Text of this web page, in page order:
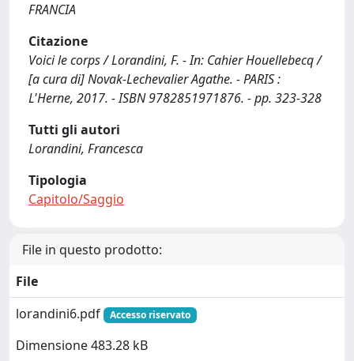
FRANCIA
Citazione
Voici le corps / Lorandini, F. - In: Cahier Houellebecq /
[a cura di] Novak-Lechevalier Agathe. - PARIS :
L'Herne, 2017. - ISBN 9782851971876. - pp. 323-328
Tutti gli autori
Lorandini, Francesca
Tipologia
Capitolo/Saggio
File in questo prodotto:
File
lorandini6.pdf
Accesso riservato
Dimensione 483.28 kB